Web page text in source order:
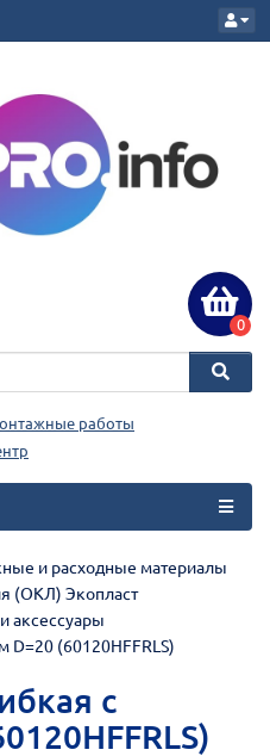
0
работы
и расходные материалы
(ОКЛ) Экопласт
аксессуары
D=20 (60120HFFRLS)
с